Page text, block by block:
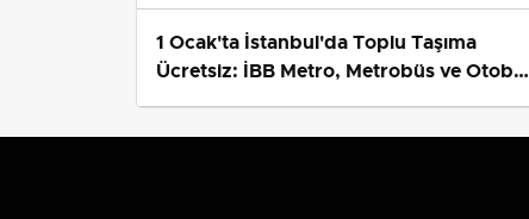
1 Ocak'ta İstanbul'da Toplu Taşıma
Ücretsiz: İBB Metro, Metrobüs ve Otobüs